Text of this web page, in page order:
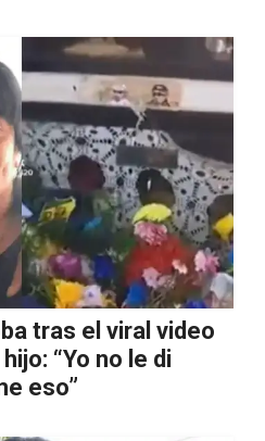
tras el viral video
“Yo no le di
eso”